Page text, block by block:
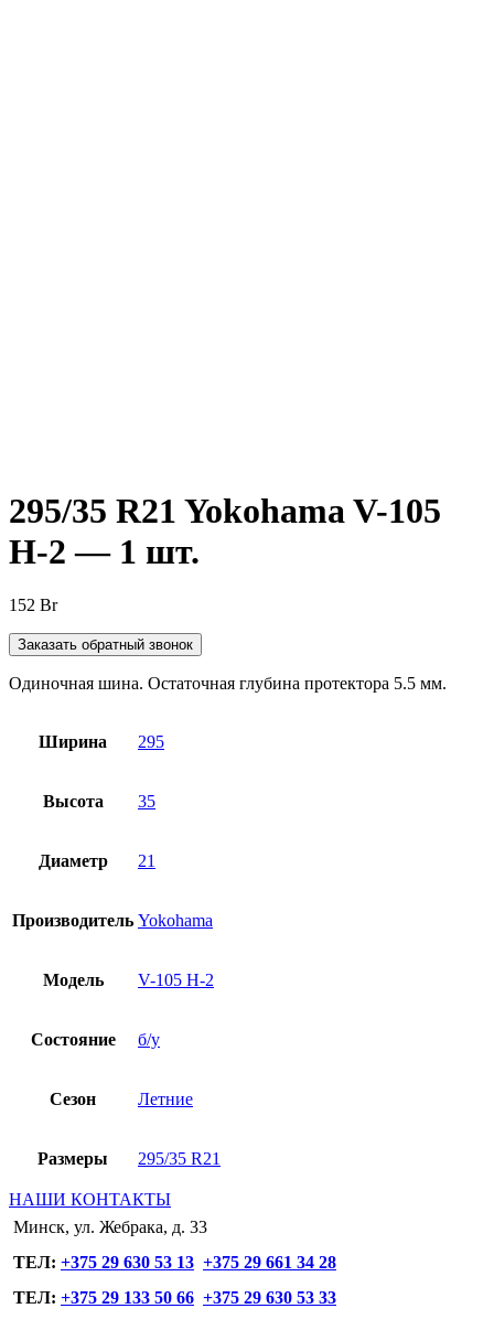
295/35 R21 Yokohama V-105
H-2 — 1 шт.
152 Br
Заказать обратный звонок
Одиночная шина. Остаточная глубина протектора 5.5 мм.
Ширина 295
Высота 35
Диаметр 21
Производитель Yokohama
Модель V-105 H-2
Состояние б/у
Сезон Летние
Размеры 295/35 R21
НАШИ КОНТАКТЫ
Минск, ул. Жебрака, д. 33
ТЕЛ: +375 29 630 53 13 +375 29 661 34 28
ТЕЛ: +375 29 133 50 66 +375 29 630 53 33